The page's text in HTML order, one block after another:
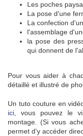
Les poches
La pose d'une
La confection
l'assemblage
la pose des
qui donnent de
Pour vous aider à
détaillé et illustré de
Un tuto couture en
ici,
vous pouvez le
montage. (Si vous
permet d'y accéder